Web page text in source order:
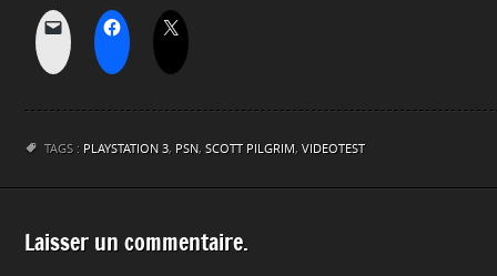
TAGS : PLAYSTATION 3, PSN, SCOTT PILGRIM, VIDEOTEST
Laisser un commentaire.